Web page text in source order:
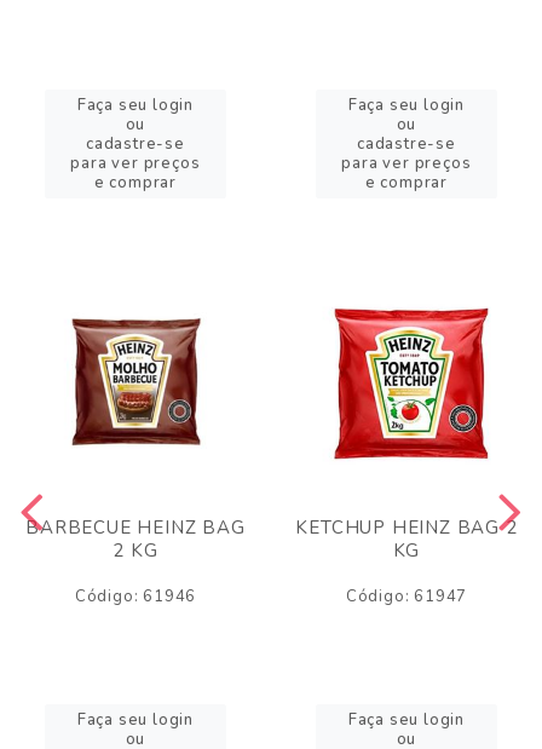
Faça seu login
ou
cadastre-se
para ver preços
e comprar
Faça seu login
ou
cadastre-se
para ver preços
e comprar
BARBECUE HEINZ BAG
2 KG
Código: 61946
Faça seu login
ou
KETCHUP HEINZ BAG 2
KG
Código: 61947
Faça seu login
ou